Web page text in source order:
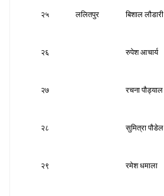
ललितपुर
२५ बिशाल लौडारी
२६ रुपेश आचार्य
२७ रचना पौड्याल
२८ सुमित्रा पौडेल
२९ रमेश धमाला